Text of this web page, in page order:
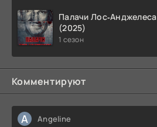
Палачи Лос‑Анджелеса
(2025)
1 сезон
Комментируют
A Angeline